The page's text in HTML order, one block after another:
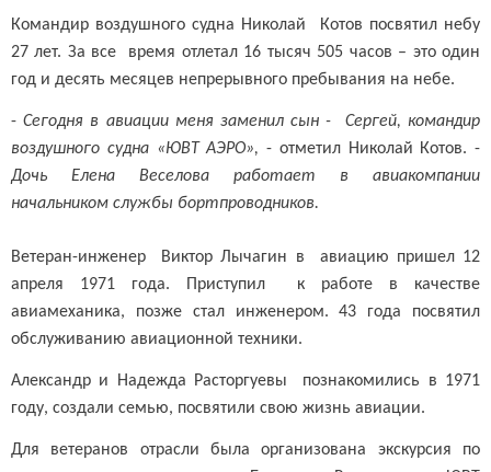
Командир воздушного судна Николай Котов посвятил небу
27 лет. За все время отлетал 16 тысяч 505 часов – это один
год и десять месяцев непрерывного пребывания на небе.
-Сегодня в авиации меня заменил сын - Сергей, командир
воздушного судна «ЮВТ АЭРО», - отметил Николай Котов. -
Дочь Елена Веселова работает в авиакомпании
начальником службы бортпроводников.
Ветеран-инженер Виктор Лычагин в авиацию пришел 12
апреля 1971 года. Приступил к работе в качестве
авиамеханика, позже стал инженером. 43 года посвятил
обслуживанию авиационной техники.
Александр и Надежда Расторгуевы познакомились в 1971
году, создали семью, посвятили свою жизнь авиации.
Для ветеранов отрасли была организована экскурсия по